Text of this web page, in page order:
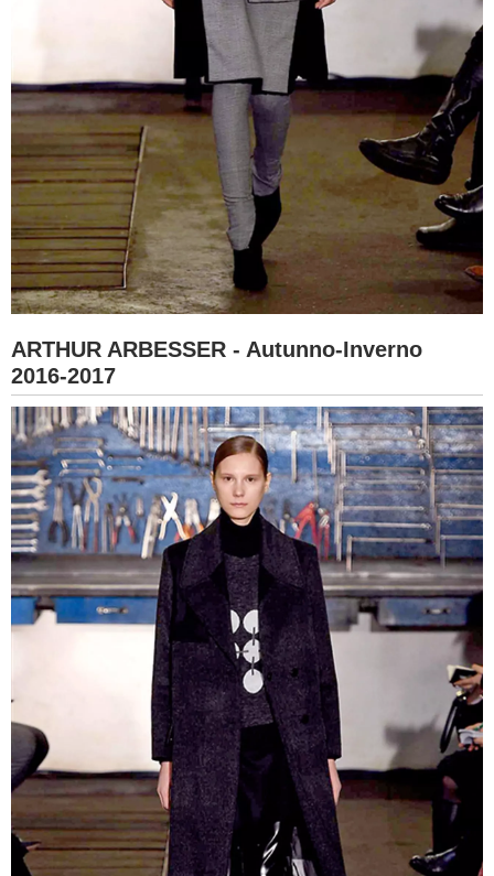
ARTHUR ARBESSER - Autunno-Inverno
2016-2017